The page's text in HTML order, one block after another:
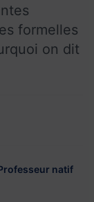
formelles
on dit
natif